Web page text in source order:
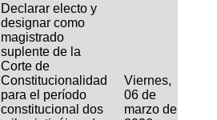
Declarar electo y
designar como
magistrado
suplente de la
Corte de
Constitucionalidad
para el período
constitucional dos
Viernes,
06 de
marzo de